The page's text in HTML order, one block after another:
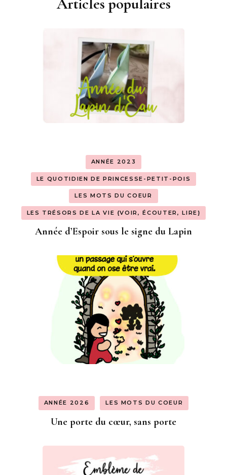
Articles populaires
ANNÉE 2023
LE QUOTIDIEN DE PRINCESSE-PETIT-POIS
LES MOTS DU COEUR
LES TRÉSORS DE LA VIE {VOIR, ÉCOUTER, LIRE}
Année d’Espoir sous le signe du Lapin
ANNÉE 2026 LES MOTS DU COEUR
Une porte du cœur, sans porte